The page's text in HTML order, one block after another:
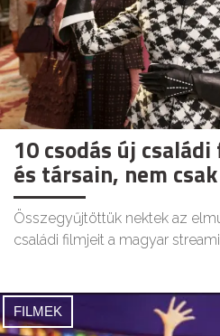
10 csodás új
és társain, nem
Összegyűjtöttük nektek az
családi filmjeit a magyar
FILMEK